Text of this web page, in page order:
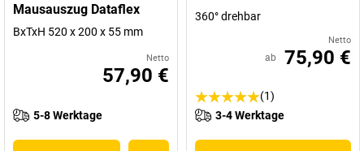
Mausauszug Dataflex
BxTxH 520 x 200 x 55 mm
Netto
57,90 €
5-8 Werktage
360° drehbar
Netto
ab 75,90 €
(1)
3-4 Werktage